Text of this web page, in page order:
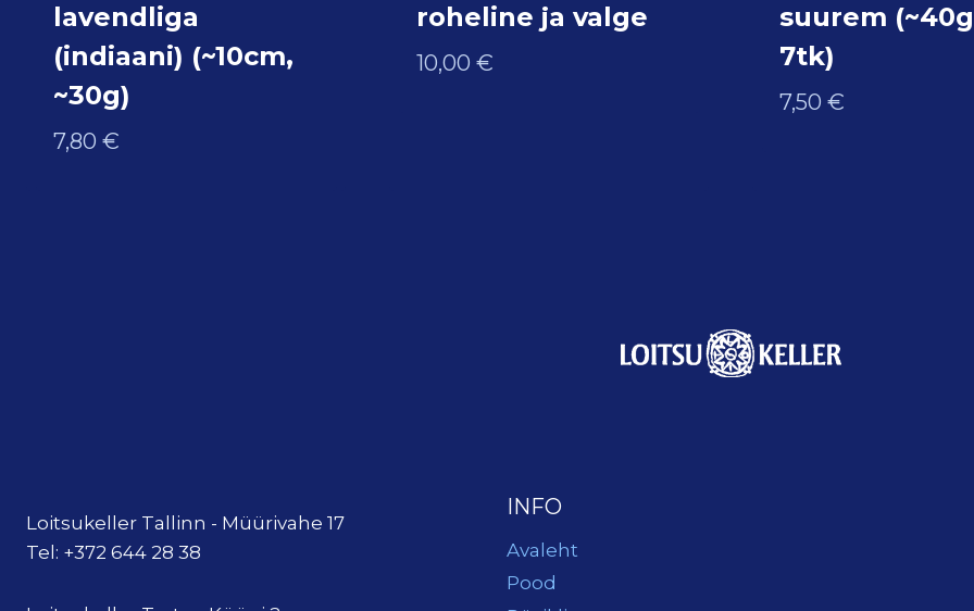
lavendliga
(indiaani) (~10cm,
~30g)
7,80 €
roheline ja valge
10,00 €
suurem
7tk)
7,50 €
Loitsukeller Tallinn - Müürivahe 17
Tel: +372 644 28 38
INFO
Avaleht
Pood